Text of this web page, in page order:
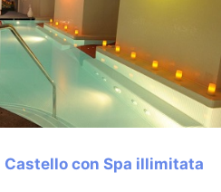
con Spa illimitata